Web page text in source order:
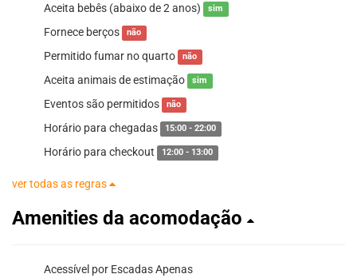
Aceita bebês (abaixo de 2 anos) sim
Fornece berços não
Permitido fumar no quarto não
Aceita animais de estimação sim
Eventos são permitidos não
Horário para chegadas 15:00 - 22:00
Horário para checkout 12:00 - 13:00
ver todas as regras
Amenities da acomodação
Acessível por Escadas Apenas